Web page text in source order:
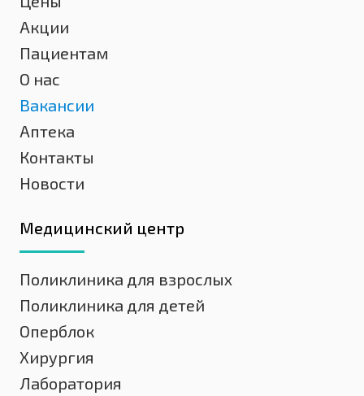
Акции
Пациентам
О нас
Вакансии
Аптека
Контакты
Новости
Медицинский центр
Поликлиника для взрослых
Поликлиника для детей
Оперблок
Хирургия
Лаборатория